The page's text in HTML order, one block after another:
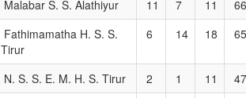
Malabar S. S. Alathiyur 11 7 11
66
Fathimamatha H. S. S.
Tirur
6 14 18 65
N. S. S. E. M. H. S. Tirur 2 1 11
47